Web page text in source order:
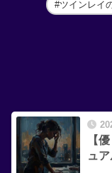
ツインレイ
【
ュ